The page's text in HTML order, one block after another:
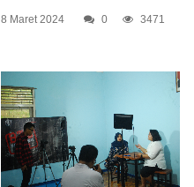
8 Maret 2024 0 3471